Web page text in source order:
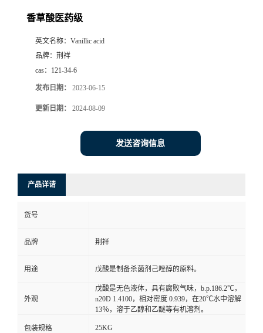
香草酸医药级
英文名称： Vanillic acid
品牌： 荆祥
cas： 121-34-6
发布日期： 2023-06-15
更新日期： 2024-08-09
发送咨询信息
产品详请
货号
品牌 荆祥
用途 戊酸是制备杀菌剂己唑醇的原料。
外观
戊酸是无色液体，具有腐败气味，b.p.186.2℃，
n20D 1.4100，相对密度 0.939，在20℃水中溶解
13％，溶于乙醇和乙醚等有机溶剂。
包装规格 25KG